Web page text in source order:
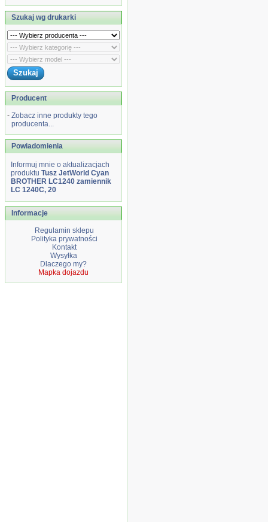
Szukaj wg drukarki
Producent
- Zobacz inne produkty tego
producenta...
Powiadomienia
Informuj mnie o aktualizacjach
produktu Tusz JetWorld Cyan
BROTHER LC1240 zamiennik
LC 1240C, 20
Informacje
Regulamin sklepu
Polityka prywatności
Kontakt
Wysyłka
Dlaczego my?
Mapka dojazdu